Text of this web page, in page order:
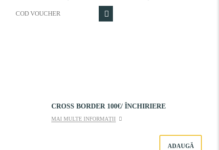
CROSS BORDER 100€/ ÎNCHIRIERE
MAI MULTE INFORMAȚII
ADAUGĂ